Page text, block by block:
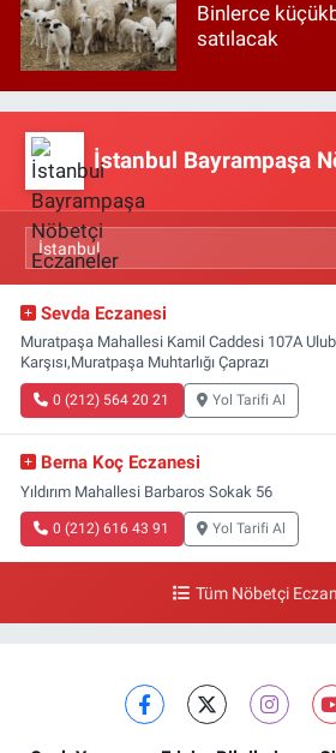
Binlerce
satılacak
İstanbul Bayrampaşa
Sevda Eczanesi
Muratpaşa Mahallesi Kamil Caddesi 107A
Karşısı,Muratpaşa Muhtarlığı Çaprazı
0 (212) 564 20 21 Yol Tarifi Al
Berna Koç Eczanesi
Yıldırım Mahallesi Barbaros Sokak 56
0 (212) 616 43 91 Yol Tarifi Al
Tüm Nöbetçi